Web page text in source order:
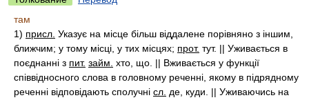
там
1) присл. Указує на місце більш віддалене порівняно з іншим,
ближчим; у тому місці, у тих місцях; прот. тут. || Уживається в
поєднанні з пит. займ. хто, що. || Вживається у функції
співвідносного слова в головному реченні, якому в підрядному
реченні відповідають сполучні сл. де, куди. || Уживаючись на